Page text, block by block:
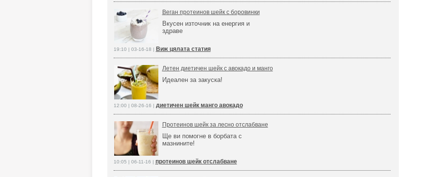
Веган протеинов шейк с боровинки
Вкусен източник на енергия и
здраве
19:10 | 03-16-18 | Виж цялата статия
Летен диетичен шейк с авокадо и манго
Идеален за закуска!
12:00 | 08-26-16 | диетичен шейк манго авокадо
Протеинов шейк за лесно отслабване
Ще ви помогне в борбата с
мазнините!
10:05 | 06-11-16 | протеинов шейк отслабване